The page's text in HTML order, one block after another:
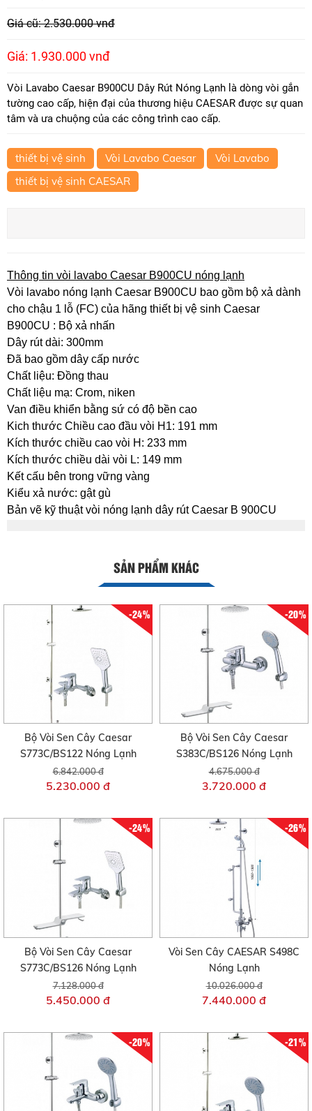
Giá cũ: 2.530.000 vnđ
Giá: 1.930.000 vnđ
Vòi Lavabo Caesar B900CU Dây Rút Nóng Lạnh là dòng vòi gắn
tường cao cấp, hiện đại của thương hiệu CAESAR được sự quan
tâm và ưa chuộng của các công trình cao cấp.
thiết bị vệ sinh Vòi Lavabo Caesar
Vòi Lavabo
thiết bị vệ sinh CAESAR
Thông tin vòi lavabo Caesar B900CU nóng lạnh
Vòi lavabo nóng lạnh Caesar B900CU bao gồm bộ xả dành
cho chậu 1 lỗ (FC) của hãng thiết bị vệ sinh Caesar
B900CU : Bộ xả nhấn
Dây rút dài: 300mm
Đã bao gồm dây cấp nước
Chất liệu: Đồng thau
Chất liệu mạ: Crom, niken
Van điều khiển bằng sứ có độ bền cao
Kich thước Chiều cao đầu vòi H1: 191 mm
Kích thước chiều cao vòi H: 233 mm
Kích thước chiều dài vòi L: 149 mm
Kết cấu bên trong vững vàng
Kiểu xả nước: gật gù
Bản vẽ kỹ thuật vòi nóng lạnh dây rút Caesar B 900CU
SẢN PHẨM KHÁC
-24%
Bộ Vòi Sen Cây Caesar
S773C/BS122 Nóng Lạnh
6.842.000 đ
5.230.000 đ
-20%
Bộ Vòi Sen Cây Caesar
S383C/BS126 Nóng Lạnh
4.675.000 đ
3.720.000 đ
-24%
Bộ Vòi Sen Cây Caesar
S773C/BS126 Nóng Lạnh
7.128.000 đ
5.450.000 đ
-26%
Vòi Sen Cây CAESAR S498C
Nóng Lạnh
10.026.000 đ
7.440.000 đ
-20% -21%